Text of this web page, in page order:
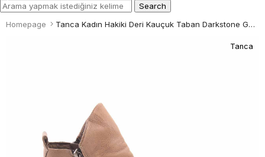
Homepage Tanca Kadın Hakiki Deri Kauçuk Taban Darkstone Günlük Bot
Tanca